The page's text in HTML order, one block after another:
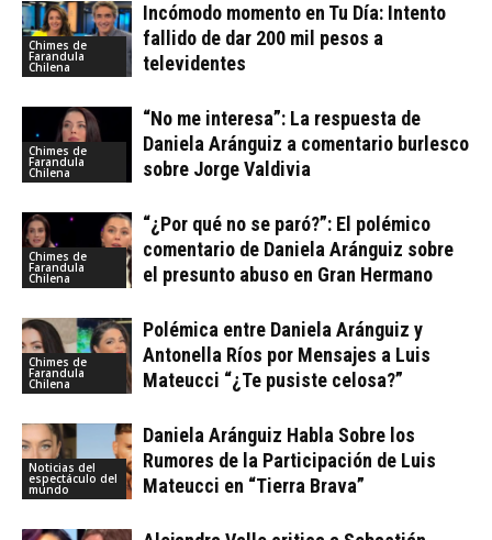
Chimes de
Farandula
Chilena
Incómodo momento en Tu Día: Intento
fallido de dar 200 mil pesos a
televidentes
Chimes de
Farandula
Chilena
“No me interesa”: La respuesta de
Daniela Aránguiz a comentario burlesco
sobre Jorge Valdivia
Chimes de
Farandula
Chilena
“¿Por qué no se paró?”: El polémico
comentario de Daniela Aránguiz sobre
el presunto abuso en Gran Hermano
Chimes de
Farandula
Chilena
Polémica entre Daniela Aránguiz y
Antonella Ríos por Mensajes a Luis
Mateucci “¿Te pusiste celosa?”
Noticias del
espectáculo del
mundo
Daniela Aránguiz Habla Sobre los
Rumores de la Participación de Luis
Mateucci en “Tierra Brava”